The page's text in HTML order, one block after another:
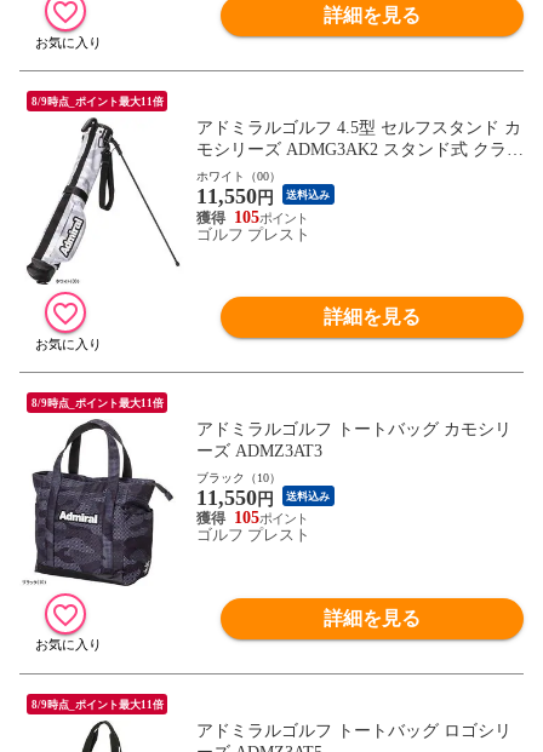
詳細を見る
8/9時点_ポイント最大11倍
アドミラルゴルフ 4.5型 セルフスタンド カ
モシリーズ ADMG3AK2 スタンド式 クラブ
ケース 練習
ホワイト（00）
11,550円 送料込み
105
ゴルフ プレスト
詳細を見る
8/9時点_ポイント最大11倍
アドミラルゴルフ トートバッグ カモシリ
ーズ ADMZ3AT3
ブラック（10）
11,550円 送料込み
105
ゴルフ プレスト
詳細を見る
8/9時点_ポイント最大11倍
アドミラルゴルフ トートバッグ ロゴシリ